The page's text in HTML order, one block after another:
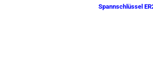
Spannschlüssel